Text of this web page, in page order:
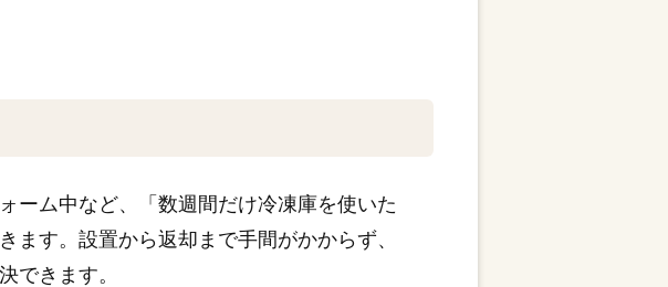
ーム中など、「数週間だけ冷凍庫を使いた
ます。設置から返却まで手間がかからず、
できます。